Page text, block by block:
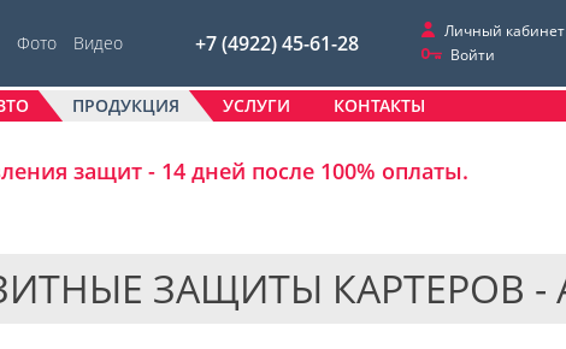
Фото Видео +7 (4922) 45-61-28
Личный кабинет
Войти
ПРОДУКЦИЯ УСЛУГИ КОНТАКТЫ
защит - 14 дней после 100% оплаты.
ЗАЩИТЫ КАРТЕРОВ -